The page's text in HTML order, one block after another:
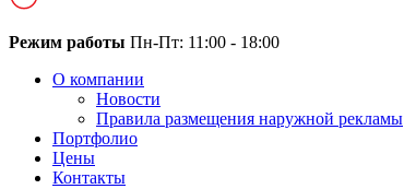
Режим работы Пн-Пт: 11:00 - 18:00
О компании
Новости
Правила размещения наружной рекламы
Портфолио
Цены
Контакты